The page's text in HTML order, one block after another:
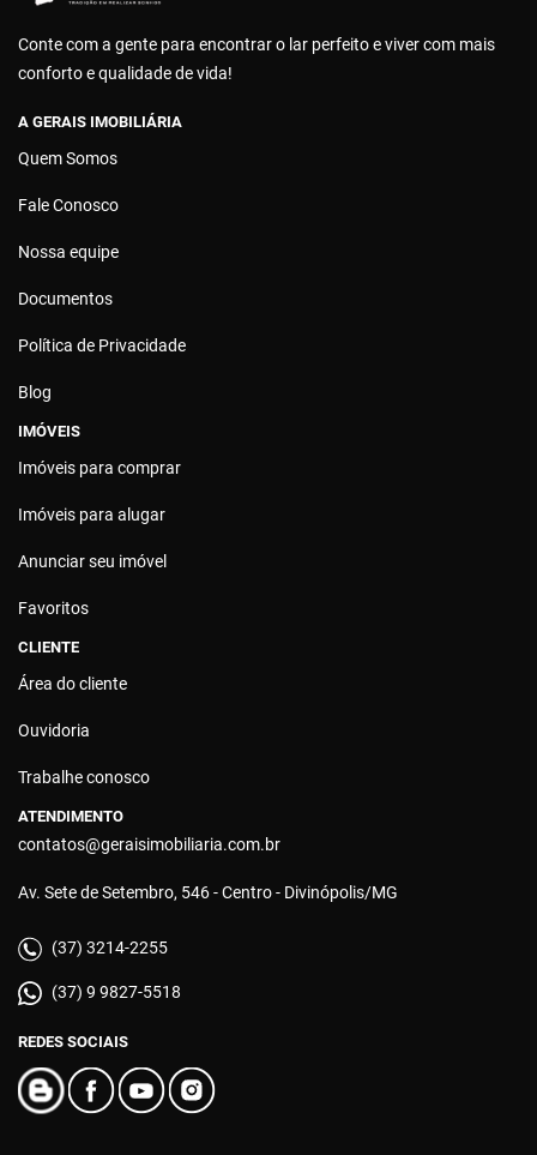
Conte com a gente para encontrar o lar perfeito e viver com mais
conforto e qualidade de vida!
A GERAIS IMOBILIÁRIA
Quem Somos
Fale Conosco
Nossa equipe
Documentos
Política de Privacidade
Blog
IMÓVEIS
Imóveis para comprar
Imóveis para alugar
Anunciar seu imóvel
Favoritos
CLIENTE
Área do cliente
Ouvidoria
Trabalhe conosco
ATENDIMENTO
contatos@geraisimobiliaria.com.br
Av. Sete de Setembro, 546 - Centro - Divinópolis/MG
(37) 3214-2255
(37) 9 9827-5518
REDES SOCIAIS